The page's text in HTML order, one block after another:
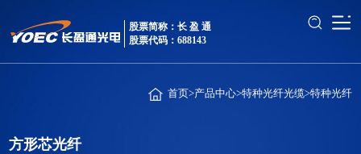
股票简称：长 盈 通
股票代码：688143
首页>产品中心>特种光纤光缆>特种光纤
方形芯光纤